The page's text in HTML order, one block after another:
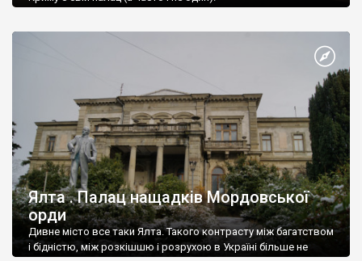
Ялта . Палац нащадків Мордовської
орди
Дивне місто все таки Ялта. Такого контрасту між багатством
і бідністю, між розкішшю і розрухою в Україні більше не